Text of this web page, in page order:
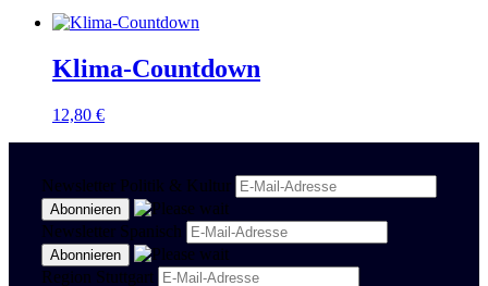
Klima-Countdown
12,80 €
Newsletter Politik & Kultur
Newsletter Spanisch
Region Stuttgart